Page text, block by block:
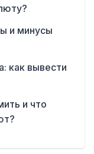
и минусы
как вывести
и что